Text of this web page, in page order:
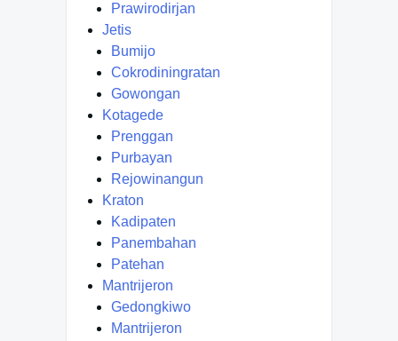
Prawirodirjan
Jetis
Bumijo
Cokrodiningratan
Gowongan
Kotagede
Prenggan
Purbayan
Rejowinangun
Kraton
Kadipaten
Panembahan
Patehan
Mantrijeron
Gedongkiwo
Mantrijeron